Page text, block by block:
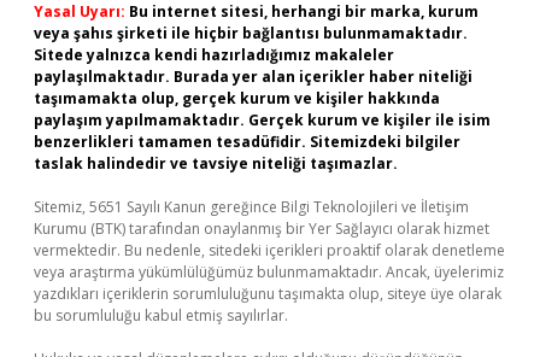
Yasal Uyarı: Bu internet sitesi, herhangi bir marka, kurum
veya şahıs şirketi ile hiçbir bağlantısı bulunmamaktadır.
Sitede yalnızca kendi hazırladığımız makaleler
paylaşılmaktadır. Burada yer alan içerikler haber niteliği
taşımamakta olup, gerçek kurum ve kişiler hakkında
paylaşım yapılmamaktadır. Gerçek kurum ve kişiler ile isim
benzerlikleri tamamen tesadüfidir. Sitemizdeki bilgiler
taslak halindedir ve tavsiye niteliği taşımazlar.
Sitemiz, 5651 Sayılı Kanun gereğince Bilgi Teknolojileri ve İletişim
Kurumu (BTK) tarafından onaylanmış bir Yer Sağlayıcı olarak hizmet
vermektedir. Bu nedenle, sitedeki içerikleri proaktif olarak denetleme
veya araştırma yükümlülüğümüz bulunmamaktadır. Ancak, üyelerimiz
yazdıkları içeriklerin sorumluluğunu taşımakta olup, siteye üye olarak
bu sorumluluğu kabul etmiş sayılırlar.